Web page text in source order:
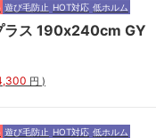
遊び毛防止 HOT対応 低ホルム
ラス 190x240cm GY
円 )
遊び毛防止 HOT対応 低ホルム